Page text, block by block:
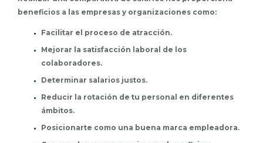
beneficios a las empresas y organizaciones como:
Facilitar el proceso de atracción.
Mejorar la satisfacción laboral de los
colaboradores.
Determinar salarios justos.
Reducir la rotación de tu personal en diferentes
ámbitos.
Posicionarte como una buena marca empleadora.